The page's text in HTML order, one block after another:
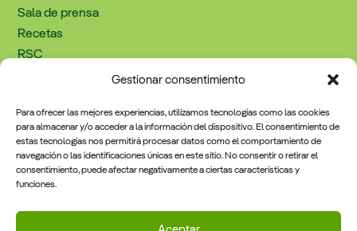
Gestionar consentimiento
Para ofrecer las mejores experiencias, utilizamos tecnologías como las cookies
para almacenar y/o acceder a la información del dispositivo. El consentimiento de
estas tecnologías nos permitirá procesar datos como el comportamiento de
navegación o las identificaciones únicas en este sitio. No consentir o retirar el
consentimiento, puede afectar negativamente a ciertas características y
funciones.
Sala de prensa
Recetas
RSC
Trabaja con nosotros
Información Legal
Aviso legal y política de privacidad